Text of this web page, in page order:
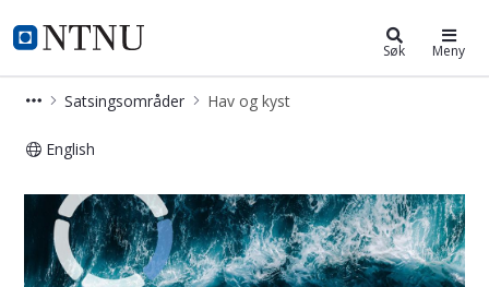
NTNU Hjemmeside
Hav og kyst Søk Meny
Satsingsområder Hav og kyst
English
Hav og kyst - Satsingsområde